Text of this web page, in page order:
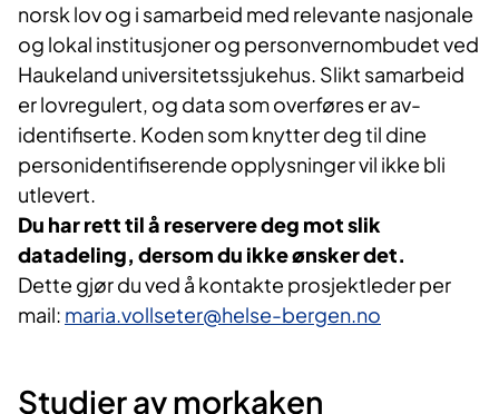
norsk lov og i samarbeid med relevante nasjonale
og lokal institusjoner og personvernombudet ved
Haukeland universitetssjukehus. Slikt samarbeid
er lovregulert, og data som overføres er av-
identifiserte. Koden som knytter deg til dine
personidentifiserende opplysninger vil ikke bli
utlevert.
Du har rett til å reservere deg mot slik
datadeling, dersom du ikke ønsker det.
Dette gjør du ved å kontakte prosjektleder per
mail: maria.vollseter@helse-bergen.no
Studier av morkaken